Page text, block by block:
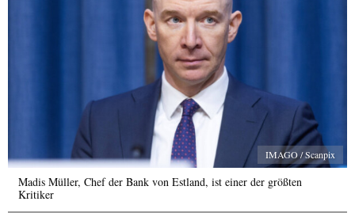
IMAGO / Scanpix
Madis Müller, Chef der Bank von Estland, ist einer der größten
Kritiker